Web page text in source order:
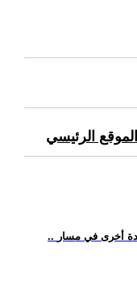
الرئيسي
أخرى في مسار